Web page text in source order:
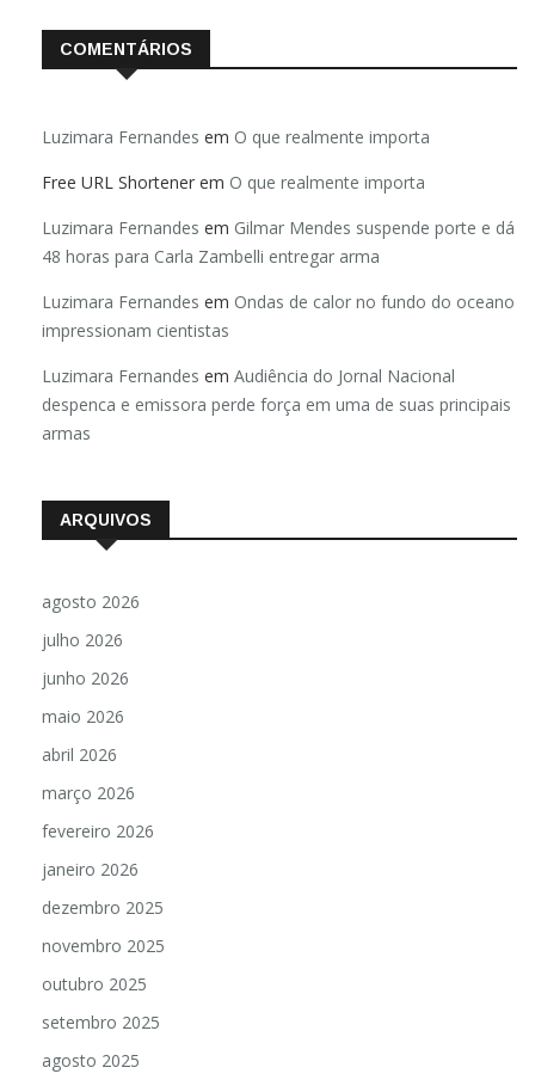
COMENTÁRIOS
Luzimara Fernandes em O que realmente importa
Free URL Shortener em O que realmente importa
Luzimara Fernandes em Gilmar Mendes suspende porte e dá
48 horas para Carla Zambelli entregar arma
Luzimara Fernandes em Ondas de calor no fundo do oceano
impressionam cientistas
Luzimara Fernandes em Audiência do Jornal Nacional
despenca e emissora perde força em uma de suas principais
armas
ARQUIVOS
agosto 2026
julho 2026
junho 2026
maio 2026
abril 2026
março 2026
fevereiro 2026
janeiro 2026
dezembro 2025
novembro 2025
outubro 2025
setembro 2025
agosto 2025